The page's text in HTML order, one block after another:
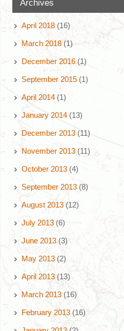
Archives
April 2018(16)
March 2018(1)
December 2016(1)
September 2015(1)
April 2014(1)
January 2014(13)
December 2013(11)
November 2013(11)
October 2013(4)
September 2013(8)
August 2013(12)
July 2013(6)
June 2013(3)
May 2013(2)
April 2013(13)
March 2013(16)
February 2013(16)